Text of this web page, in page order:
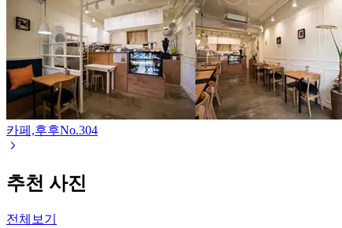
카페,후후No.304
추천 사진
전체보기